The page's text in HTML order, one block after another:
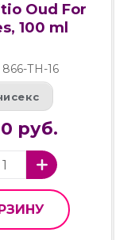
Oud For
100 ml
866-ТН-16
руб.